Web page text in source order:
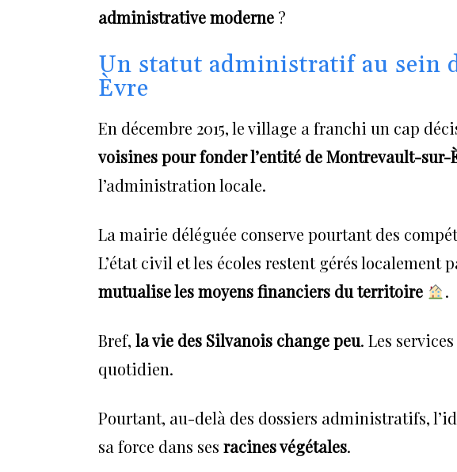
administrative moderne ?
Un statut administratif au sein
Èvre
En décembre 2015, le village a franchi un cap
voisines pour fonder l’entité de Montrevault-sur-
l’administration locale.
La mairie déléguée conserve pourtant des
L’état civil et les écoles restent gérés localement
mutualise les moyens financiers du territoire
.
Bref, la vie des Silvanois change peu. Les
quotidien.
Pourtant, au-delà des dossiers administratifs,
sa force dans ses racines végétales.